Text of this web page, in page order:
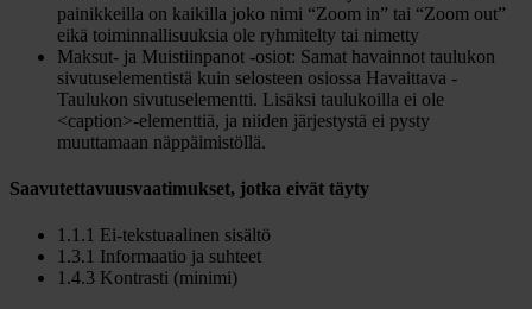
painikkeilla on kaikilla joko nimi “Zoom in” tai “Zoom out”
eikä toiminnallisuuksia ole ryhmitelty tai nimetty
Maksut- ja Muistiinpanot -osiot: Samat havainnot taulukon
sivutuselementistä kuin selosteen osiossa Havaittava -
Taulukon sivutuselementti. Lisäksi taulukoilla ei ole
<caption>-elementtiä, ja niiden järjestystä ei pysty
muuttamaan näppäimistöllä.
Saavutettavuusvaatimukset, jotka eivät täyty
1.1.1 Ei-tekstuaalinen sisältö
1.3.1 Informaatio ja suhteet
1.4.3 Kontrasti (minimi)